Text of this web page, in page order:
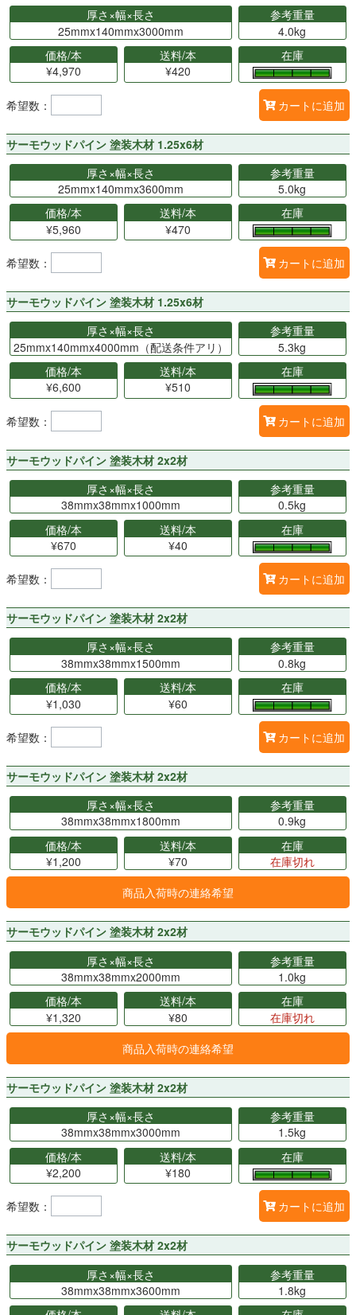
厚さ×幅×長さ
25mmx140mmx3000mm
参考重量
4.0kg
価格/本
¥4,970
送料/本
¥420
在庫
希望数： カートに追加
サーモウッドパイン 塗装木材 1.25x6材
厚さ×幅×長さ
25mmx140mmx3600mm
参考重量
5.0kg
価格/本
¥5,960
送料/本
¥470
在庫
希望数： カートに追加
サーモウッドパイン 塗装木材 1.25x6材
厚さ×幅×長さ
25mmx140mmx4000mm（配送条件アリ）
参考重量
5.3kg
価格/本
¥6,600
送料/本
¥510
在庫
希望数： カートに追加
サーモウッドパイン 塗装木材 2x2材
厚さ×幅×長さ
38mmx38mmx1000mm
参考重量
0.5kg
価格/本
¥670
送料/本
¥40
在庫
希望数： カートに追加
サーモウッドパイン 塗装木材 2x2材
厚さ×幅×長さ
38mmx38mmx1500mm
参考重量
0.8kg
価格/本
¥1,030
送料/本
¥60
在庫
希望数： カートに追加
サーモウッドパイン 塗装木材 2x2材
厚さ×幅×長さ
38mmx38mmx1800mm
参考重量
0.9kg
価格/本
¥1,200
送料/本
¥70
在庫
在庫切れ
商品入荷時の連絡希望
サーモウッドパイン 塗装木材 2x2材
厚さ×幅×長さ
38mmx38mmx2000mm
参考重量
1.0kg
価格/本
¥1,320
送料/本
¥80
在庫
在庫切れ
商品入荷時の連絡希望
サーモウッドパイン 塗装木材 2x2材
厚さ×幅×長さ
38mmx38mmx3000mm
参考重量
1.5kg
価格/本
¥2,200
送料/本
¥180
在庫
希望数： カートに追加
サーモウッドパイン 塗装木材 2x2材
厚さ×幅×長さ
38mmx38mmx3600mm
参考重量
1.8kg